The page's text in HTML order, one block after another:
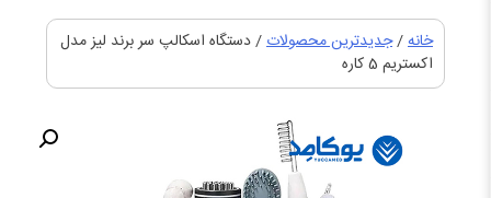
خانه/جدیدترین محصولات/ دستگاه اسکالپ سر برند لیز مدل
اکستریم 5 کاره